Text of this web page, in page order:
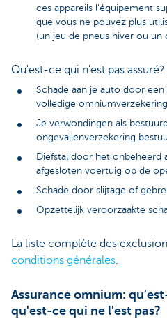
ces appareils l'équipement
que vous ne pouvez plus
(un jeu de pneus hiver ou
Qu'est-ce qui n'est pas assuré?
Schade aan je auto door
volledige omniumverzekering.
Je verwondingen als
ongevallenverzekering
Diefstal door het onbeheerd
afgesloten voertuig op de
Schade door slijtage of
Opzettelijk veroorzaakte
La liste complète des
conditions générales.
Assurance omnium:
qu'est-ce qui ne l'est pas?